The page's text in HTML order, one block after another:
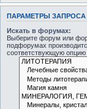
ПАРАМЕТРЫ ЗАПРОСА
Искать в форумах:
Выберите форум или
подфорумах
соответствующую опцию